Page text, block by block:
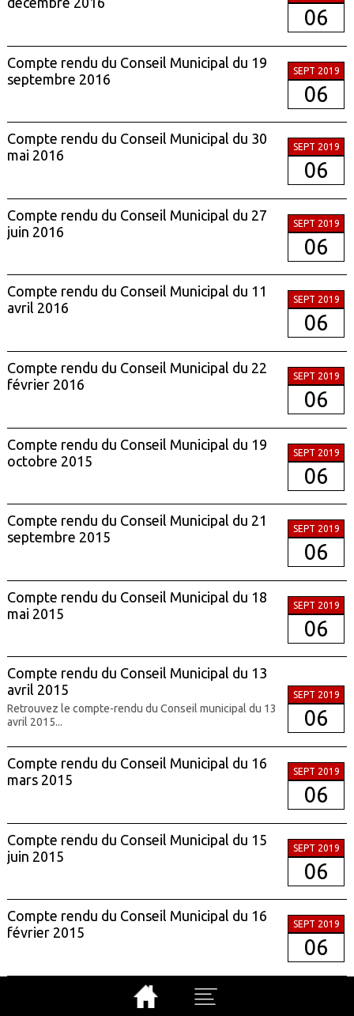
06
Compte rendu du Conseil Municipal du 19
septembre 2016
SEPT 2019
06
Compte rendu du Conseil Municipal du 30
mai 2016
SEPT 2019
06
Compte rendu du Conseil Municipal du 27
juin 2016
SEPT 2019
06
Compte rendu du Conseil Municipal du 11
avril 2016
SEPT 2019
06
Compte rendu du Conseil Municipal du 22
février 2016
SEPT 2019
06
Compte rendu du Conseil Municipal du 19
octobre 2015
SEPT 2019
06
Compte rendu du Conseil Municipal du 21
septembre 2015
SEPT 2019
06
Compte rendu du Conseil Municipal du 18
mai 2015
SEPT 2019
06
Compte rendu du Conseil Municipal du 13
avril 2015
Retrouvez le compte-rendu du Conseil municipal du 13
avril 2015...
SEPT 2019
06
Compte rendu du Conseil Municipal du 16
mars 2015
SEPT 2019
06
Compte rendu du Conseil Municipal du 15
juin 2015
SEPT 2019
06
Compte rendu du Conseil Municipal du 16
février 2015
SEPT 2019
06
compte rendu du conseil municipal du 18